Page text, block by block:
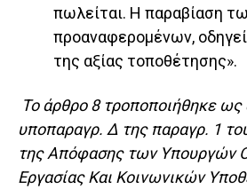
πωλείται. Η παραβίαση
προαναφερομένων,
της αξίας τοποθέτησης».
Το άρθρο 8 τροποποιήθηκε
υποπαραγρ. Δ της παραγρ. 1
της Απόφασης των Υπουργών
Εργασίας Και Κοινωνικών